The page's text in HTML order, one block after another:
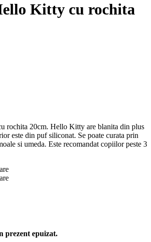
Kitty cu rochita
rochita 20cm. Hello Kitty are blanita din plus
este din puf siliconat. Se poate curata prin
si umeda. Este recomandat copiilor peste 3
prezent epuizat.